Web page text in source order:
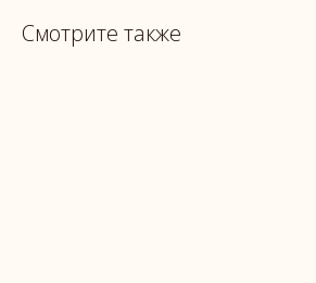
Смотрите также